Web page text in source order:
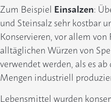
Zum Beispiel Einsalzen:
und Steinsalz sehr kostbar
Konservieren, vor allem von
alltäglichen Würzen von
verwendet werden, als es
Mengen industriell
Lebensmittel wurden